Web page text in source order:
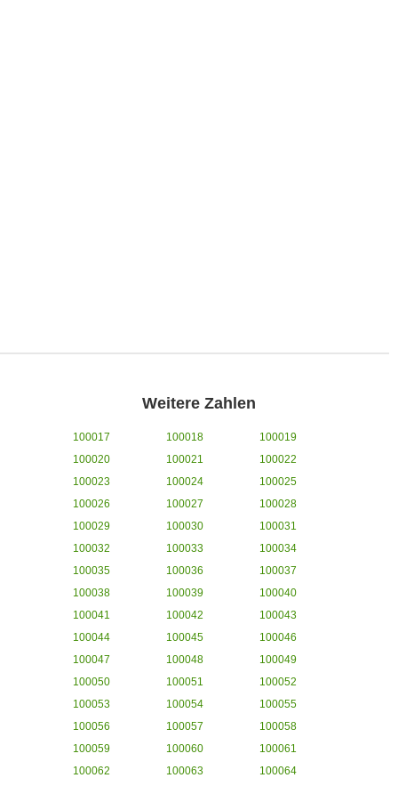
Weitere Zahlen
100017 100018
100019
100020
100021
100022
100023
100024
100025
100026
100027
100028
100029
100030
100031
100032
100033
100034
100035
100036
100037
100038
100039
100040
100041
100042
100043
100044
100045
100046
100047
100048
100049
100050
100051
100052
100053
100054
100055
100056
100057
100058
100059
100060
100061
100062
100063
100064